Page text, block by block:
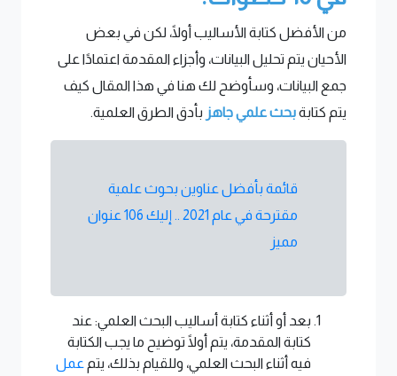
من الأفضل كتابة الأساليب أولًا، لكن في بعض
الأحيان يتم تحليل البيانات، وأجزاء المقدمة اعتمادًا على
جمع البيانات، وسأوضح لك هنا في هذا المقال كيف
يتم كتابةبحث علمي جاهز بأدق الطرق العلمية.
قائمة بأفضل عناوين بحوث علمية
مقترحة في عام 2021 .. إليك 106 عنوان
مميز
بعد أو أثناء كتابة أساليب البحث العلمي: عند
كتابة المقدمة، يتم أولًا توضيح ما يجب الكتابة
فيه أثناء البحث العلمي، وللقيام بذلك، يتم عمل